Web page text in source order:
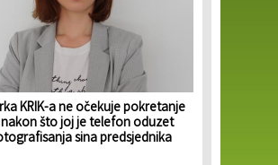
KRIK-a ne očekuje pokretanje
što joj je telefon oduzet
sina predsjednika